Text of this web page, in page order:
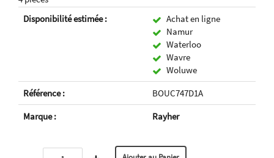
Disponibilité estimée :
Achat en ligne
Namur
Waterloo
Wavre
Woluwe
Référence :
BOUC747D1A
Marque :
Rayher